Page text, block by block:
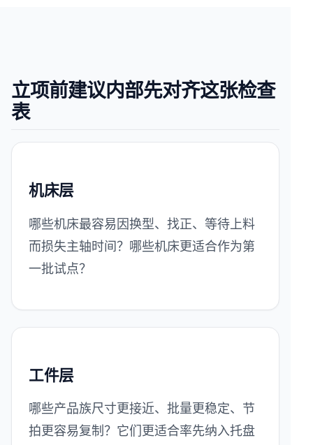
立项前建议内部先对齐这张检查
表
机床层
哪些机床最容易因换型、找正、等待上料
而损失主轴时间？哪些机床更适合作为第
一批试点？
工件层
哪些产品族尺寸更接近、批量更稳定、节
拍更容易复制？它们更适合率先纳入托盘